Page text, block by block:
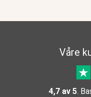
Våre
4,7 av 5.